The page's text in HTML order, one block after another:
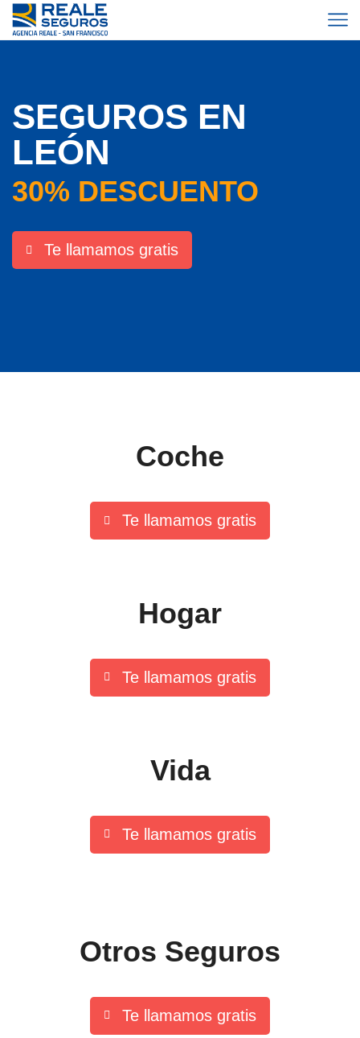
SEGUROS EN
LEÓN
30% DESCUENTO
Te llamamos gratis
Coche
Te llamamos gratis
Hogar
Te llamamos gratis
Vida
Te llamamos gratis
Otros Seguros
Te llamamos gratis